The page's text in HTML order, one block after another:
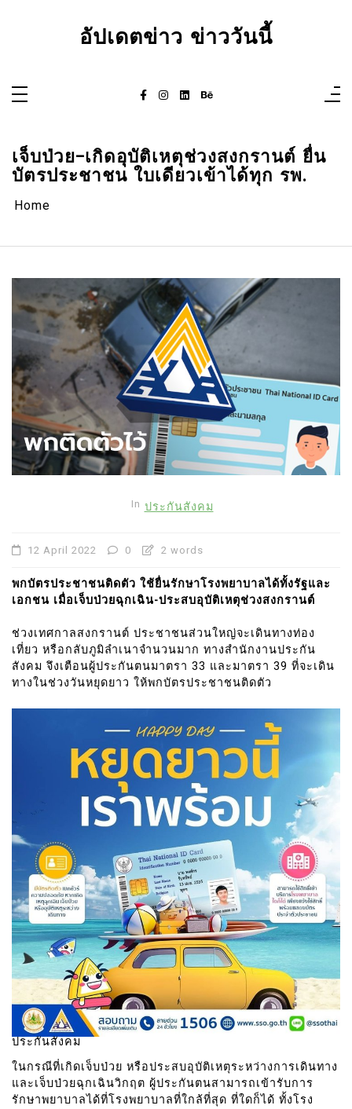
อัปเดตข่าว ข่าววันนี้
เจ็บป่วย-เกิดอุบัติเหตุช่วงสงกรานต์ ยื่น
บัตรประชาชน ใบเดียวเข้าได้ทุก รพ.
Home
In ประกันสังคม
12 April 2022 0 2 words
พกบัตรประชาชนติดตัว ใช้ยื่นรักษาโรงพยาบาลได้ทั้งรัฐและ
เอกชน เมื่อเจ็บป่วยฉุกเฉิน-ประสบอุบัติเหตุช่วงสงกรานต์
ช่วงเทศกาลสงกรานต์ ประชาชนส่วนใหญ่จะเดินทางท่อง
เที่ยว หรือกลับภูมิลำเนาจำนวนมาก ทางสำนักงานประกัน
สังคม จึงเตือนผู้ประกันตนมาตรา 33 และมาตรา 39 ที่จะเดิน
ทางในช่วงวันหยุดยาว ให้พกบัตรประชาชนติดตัว
ประกันสังคม
ในกรณีที่เกิดเจ็บป่วย หรือประสบอุบัติเหตุระหว่างการเดินทาง
และเจ็บป่วยฉุกเฉินวิกฤต ผู้ประกันตนสามารถเข้ารับการ
รักษาพยาบาลได้ที่โรงพยาบาลที่ใกล้ที่สุด ที่ใดก็ได้ ทั้งโรง